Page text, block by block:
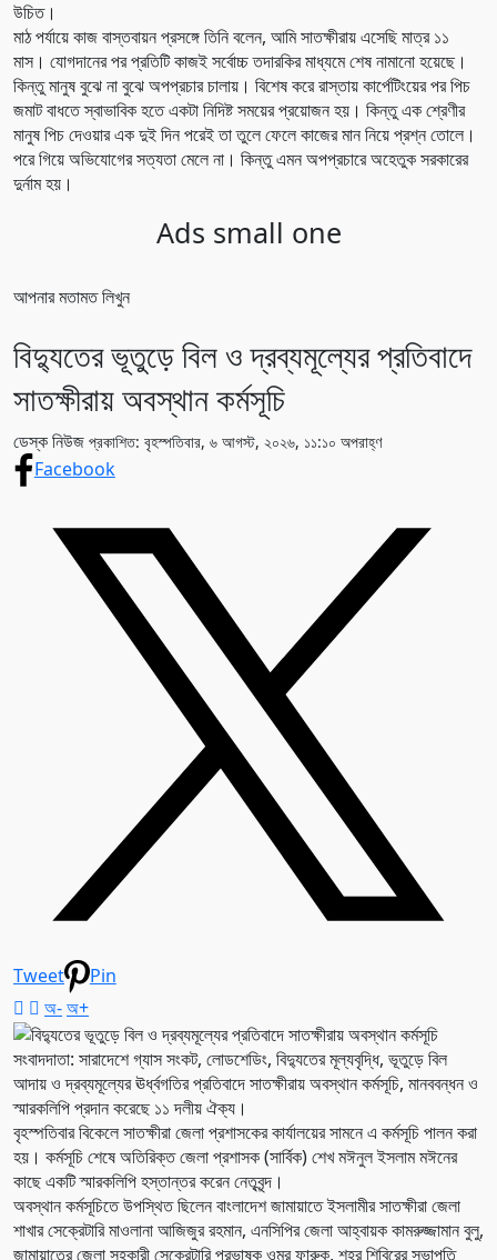
উচিত।
মাঠ পর্যায়ে কাজ বাস্তবায়ন প্রসঙ্গে তিনি বলেন, আমি সাতক্ষীরায় এসেছি মাত্র ১১
মাস। যোগদানের পর প্রতিটি কাজই সর্বোচ্চ তদারকির মাধ্যমে শেষ নামানো হয়েছে।
কিন্তু মানুষ বুঝে না বুঝে অপপ্রচার চালায়। বিশেষ করে রাস্তায় কার্পেটিংয়ের পর পিচ
জমাট বাধতে স্বাভাবিক হতে একটা নিদিষ্ট সময়ের প্রয়োজন হয়। কিন্তু এক শ্রেণীর
মানুষ পিচ দেওয়ার এক দুই দিন পরেই তা তুলে ফেলে কাজের মান নিয়ে প্রশ্ন তোলে।
পরে গিয়ে অভিযোগের সত্যতা মেলে না। কিন্তু এমন অপপ্রচারে অহেতুক সরকারের
দুর্নাম হয়।
Ads small one
আপনার মতামত লিখুন
বিদ্যুতের ভূতুড়ে বিল ও দ্রব্যমূল্যের প্রতিবাদে
সাতক্ষীরায় অবস্থান কর্মসূচি
ডেস্ক নিউজ প্রকাশিত: বৃহস্পতিবার, ৬ আগস্ট, ২০২৬, ১১:১০ অপরাহ্ণ
Facebook
Tweet
Pin
অ-অ+
সংবাদদাতা: সারাদেশে গ্যাস সংকট, লোডশেডিং, বিদ্যুতের মূল্যবৃদ্ধি, ভূতুড়ে বিল
আদায় ও দ্রব্যমূল্যের ঊর্ধ্বগতির প্রতিবাদে সাতক্ষীরায় অবস্থান কর্মসূচি, মানববন্ধন ও
স্মারকলিপি প্রদান করেছে ১১ দলীয় ঐক্য।
বৃহস্পতিবার বিকেলে সাতক্ষীরা জেলা প্রশাসকের কার্যালয়ের সামনে এ কর্মসূচি পালন করা
হয়। কর্মসূচি শেষে অতিরিক্ত জেলা প্রশাসক (সার্বিক) শেখ মঈনুল ইসলাম মঈনের
কাছে একটি স্মারকলিপি হস্তান্তর করেন নেতৃবৃন্দ।
অবস্থান কর্মসূচিতে উপস্থিত ছিলেন বাংলাদেশ জামায়াতে ইসলামীর সাতক্ষীরা জেলা
শাখার সেক্রেটারি মাওলানা আজিজুর রহমান, এনসিপির জেলা আহ্বায়ক কামরুজ্জামান বুলু,
জামায়াতের জেলা সহকারী সেক্রেটারি প্রভাষক ওমর ফারুক, শহর শিবিরের সভাপতি